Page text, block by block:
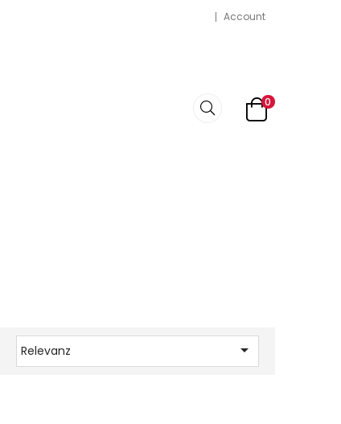
Account
0
Relevanz 